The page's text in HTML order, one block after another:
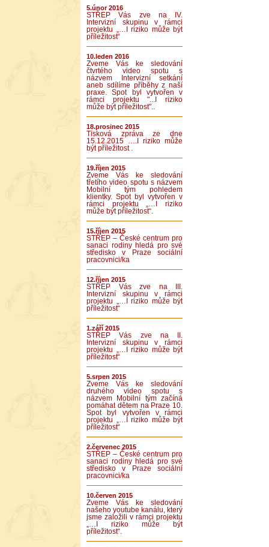
5.únor 2016
STŘEP Vás zve na IV.
Intervizní skupinu v rámci
projektu „…I riziko může být
příležitost“
10.leden 2016
Zveme Vás ke sledování
čtvrtého video spotu s
názvem Intervizní setkání
aneb sdílíme příběhy z naší
praxe. Spot byl vytvořen v
rámci projektu "...I riziko
může být příležitost"..
18.prosinec 2015
Tisková zpráva ze dne
15.12.2015 ….I riziko může
být příležitost .
19.říjen 2015
Zveme Vás ke sledování
třetího video spotu s názvem
Mobilní tým pohledem
klientky. Spot byl vytvořen v
rámci projektu „…I riziko
může být příležitost“.
15.říjen 2015
STŘEP – České centrum pro
sanaci rodiny hledá pro své
středisko v Praze sociální
pracovnici/ka
12.říjen 2015
STŘEP Vás zve na III.
Intervizní skupinu v rámci
projektu „…I riziko může být
příležitost“
1.září 2015
STŘEP Vás zve na II.
Intervizní skupinu v rámci
projektu „…I riziko může být
příležitost“
5.srpen 2015
Zveme Vás ke sledování
druhého video spotu s
názvem Mobilní tým začíná
pomáhat dětem na Praze 10.
Spot byl vytvořen v rámci
projektu „…I riziko může být
příležitost“
2.červenec 2015
STŘEP – České centrum pro
sanaci rodiny hledá pro své
středisko v Praze sociální
pracovnici/ka
10.červen 2015
Zveme Vás ke sledování
našeho youtube kanálu, který
jsme založili v rámci projektu
„…I riziko může být
příležitost“.